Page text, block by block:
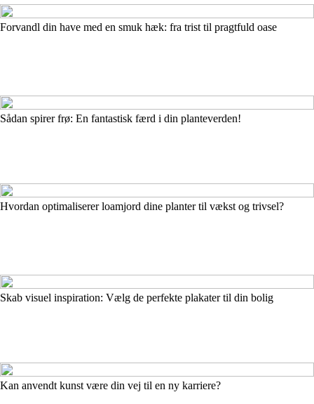
Forvandl din have med en smuk hæk: fra trist til pragtfuld oase
Sådan spirer frø: En fantastisk færd i din planteverden!
Hvordan optimaliserer loamjord dine planter til vækst og trivsel?
Skab visuel inspiration: Vælg de perfekte plakater til din bolig
Kan anvendt kunst være din vej til en ny karriere?